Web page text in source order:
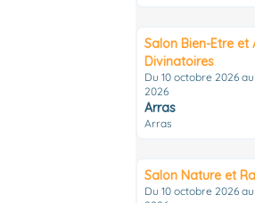
Salon Bien-Etre et
Divinatoires
Du 10 octobre 2026 au
2026
Arras
Arras
Salon Nature et
Du 10 octobre 2026 au